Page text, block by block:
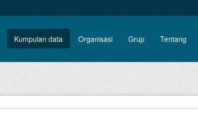
Kumpulan data Organisasi Grup Tentang